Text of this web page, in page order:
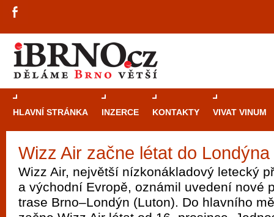
HLAVNÍ STRÁNKA INZERCE KONTAKTY VIVAT VINUM
Wizz Air začne létat do
Wizz Air, největší nízkonákladový letecký
a východní Evropě, oznámil uvedení nové
trase Brno–Londýn (Luton). Do hlavního
Průvodce
Brně: Od
automaty